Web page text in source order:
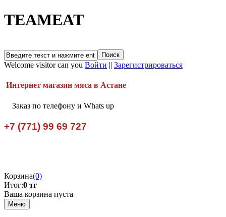
TEAMEAT
Welcome visitor can you Войти || Зарегистрироваться
Интернет магазин мяса в Астане
Заказ по телефону и Whats up
+7 (771) 99 69 727
Корзина(0)
Итог:0 тг
Ваша корзина пуста
Меню